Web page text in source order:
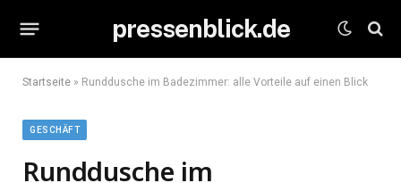
pressenblick.de
Startseite » Runddusche im Badezimmer: alle Vorteile auf einen Blick
GESCHÄFT
Runddusche im